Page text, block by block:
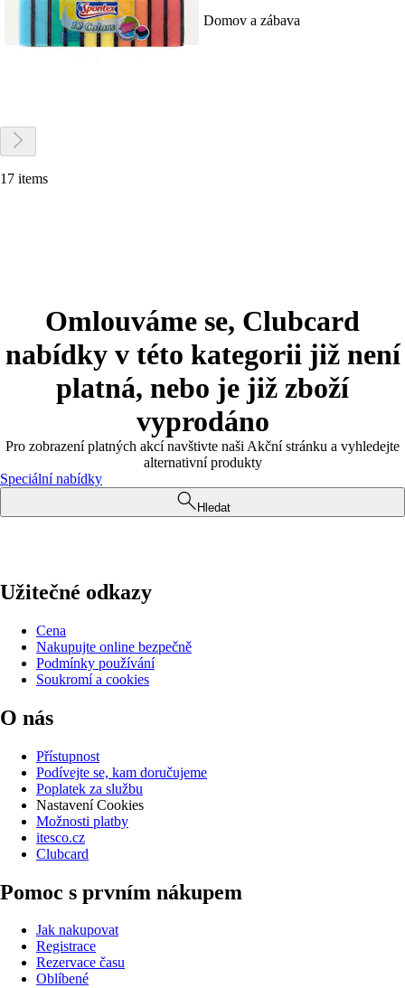
Domov a zábava
17 items
Omlouváme se, Clubcard
nabídky v této kategorii již není
platná, nebo je již zboží
vyprodáno
Pro zobrazení platných akcí navštivte naši Akční stránku a vyhledejte
alternativní produkty
Speciální nabídky
Hledat
Užitečné odkazy
Cena
Nakupujte online bezpečně
Podmínky používání
Soukromí a cookies
O nás
Přístupnost
Podívejte se, kam doručujeme
Poplatek za službu
Nastavení Cookies
Možnosti platby
itesco.cz
Clubcard
Pomoc s prvním nákupem
Jak nakupovat
Registrace
Rezervace času
Oblíbené